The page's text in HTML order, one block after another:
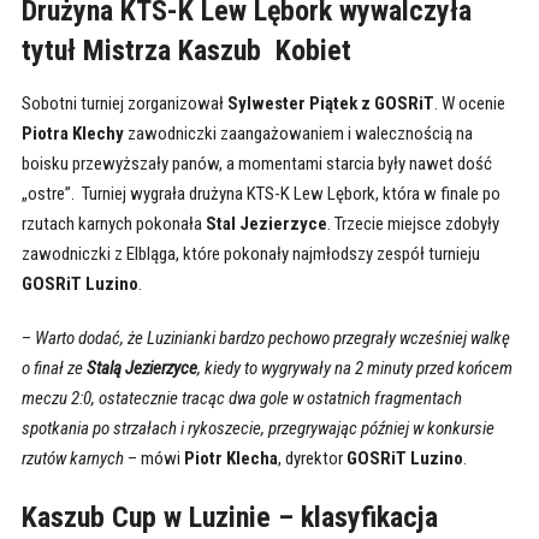
Drużyna KTS-K Lew Lębork wywalczyła
tytuł Mistrza Kaszub Kobiet
Sobotni turniej zorganizował Sylwester Piątek z GOSRiT. W ocenie
Piotra Klechyzawodniczki zaangażowaniem i walecznością na
boisku przewyższały panów, a momentami starcia były nawet dość
„ostre”. Turniej wygrała drużynaKTS-K Lew Lębork, która w finale po
rzutach karnych pokonała Stal Jezierzyce. Trzecie miejsce zdobyły
zawodniczki z Elbląga, które pokonały najmłodszy zespół turnieju
GOSRiT Luzino.
– Warto dodać, że Luzinianki bardzo pechowo przegrały wcześniej walkę
o finał zeStalą Jezierzyce, kiedy to wygrywały na 2 minuty przed końcem
meczu 2:0, ostatecznie tracąc dwa gole w ostatnich fragmentach
spotkania po strzałach i rykoszecie, przegrywając później w konkursie
rzutów karnych– mówi Piotr Klecha, dyrektor GOSRiT Luzino.
Kaszub Cup w Luzinie – klasyfikacja